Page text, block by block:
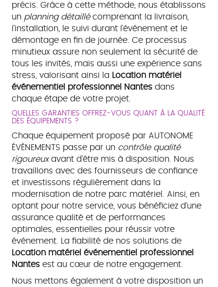
précis. Grâce à cette méthode, nous établissons
un planning détaillécomprenant la livraison,
l'installation, le suivi durant l'événement et le
démontage en fin de journée. Ce processus
minutieux assure non seulement la sécurité de
tous les invités, mais aussi une expérience sans
stress, valorisant ainsi la Location matériel
événementiel professionnel Nantesdans
chaque étape de votre projet.
QUELLES GARANTIES OFFREZ-VOUS QUANT À LA QUALITÉ
DES ÉQUIPEMENTS ?
Chaque équipement proposé par AUTONOME
ÉVÈNEMENTS passe par un contrôle qualité
rigoureuxavant d'être mis à disposition. Nous
travaillons avec des fournisseurs de confiance
et investissons régulièrement dans la
modernisation de notre parc matériel. Ainsi, en
optant pour notre service, vous bénéficiez d'une
assurance qualité et de performances
optimales, essentielles pour réussir votre
événement. La fiabilité de nos solutions de
Location matériel événementiel professionnel
Nantesest au cœur de notre engagement.
Nous mettons également à votre disposition un